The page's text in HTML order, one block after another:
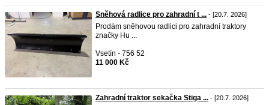
Sněhová radlice pro zahradní t ... - [20.7. 2026]
Prodám sněhovou radlici pro zahradní traktory
značky Hu ...
Vsetín - 756 52
11 000 Kč
Zahradní traktor sekačka Stiga ... - [20.7. 2026]